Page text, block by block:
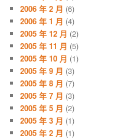
2006 年 2 月 (6)
2006 年 1 月 (4)
2005 年 12 月 (2)
2005 年 11 月 (5)
2005 年 10 月 (1)
2005 年 9 月 (3)
2005 年 8 月 (7)
2005 年 7 月 (3)
2005 年 5 月 (2)
2005 年 3 月 (1)
2005 年 2 月 (1)